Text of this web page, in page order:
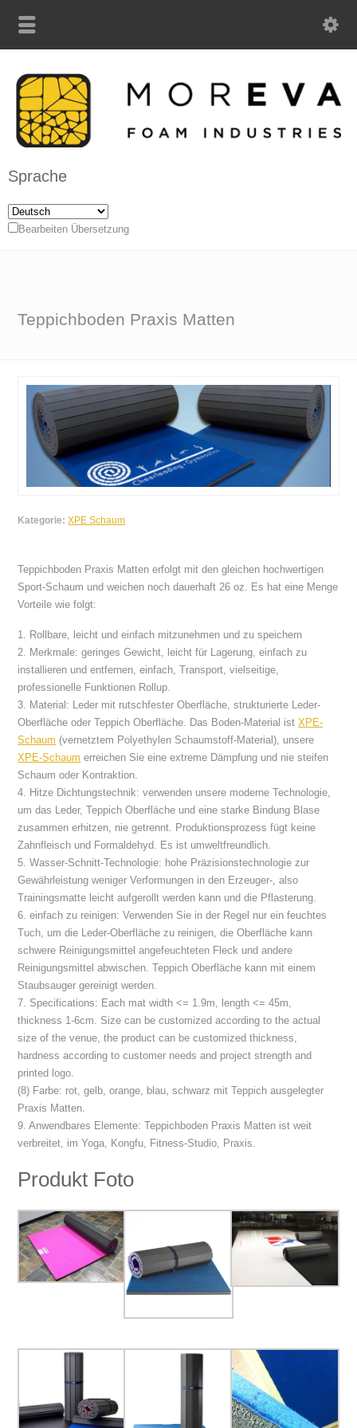
Sprache
Bearbeiten Übersetzung
Teppichboden Praxis Matten
Kategorie: XPE Schaum
Teppichboden Praxis Matten erfolgt mit den gleichen hochwertigen
Sport-Schaum und weichen noch dauerhaft 26 oz. Es hat eine Menge
Vorteile wie folgt:
1. Rollbare, leicht und einfach mitzunehmen und zu speichern
2. Merkmale: geringes Gewicht, leicht für Lagerung, einfach zu
installieren und entfernen, einfach, Transport, vielseitige,
professionelle Funktionen Rollup.
3. Material: Leder mit rutschfester Oberfläche, strukturierte Leder-
Oberfläche oder Teppich Oberfläche. Das Boden-Material istXPE-
Schaum (vernetztem Polyethylen Schaumstoff-Material), unsere
XPE-Schaum erreichen Sie eine extreme Dämpfung und nie steifen
Schaum oder Kontraktion.
4. Hitze Dichtungstechnik: verwenden unsere moderne Technologie,
um das Leder, Teppich Oberfläche und eine starke Bindung Blase
zusammen erhitzen, nie getrennt. Produktionsprozess fügt keine
Zahnfleisch und Formaldehyd. Es ist umweltfreundlich.
5. Wasser-Schnitt-Technologie: hohe Präzisionstechnologie zur
Gewährleistung weniger Verformungen in den Erzeuger-, also
Trainingsmatte leicht aufgerollt werden kann und die Pflasterung.
6. einfach zu reinigen: Verwenden Sie in der Regel nur ein feuchtes
Tuch, um die Leder-Oberfläche zu reinigen, die Oberfläche kann
schwere Reinigungsmittel angefeuchteten Fleck und andere
Reinigungsmittel abwischen. Teppich Oberfläche kann mit einem
Staubsauger gereinigt werden.
7. Specifications: Each mat width <= 1.9m, length <= 45m,
thickness 1-6cm. Size can be customized according to the actual
size of the venue, the product can be customized thickness,
hardness according to customer needs and project strength and
printed logo.
(8) Farbe: rot, gelb, orange, blau, schwarz mit Teppich ausgelegter
Praxis Matten.
9. Anwendbares Elemente: Teppichboden Praxis Matten ist weit
verbreitet, im Yoga, Kongfu, Fitness-Studio, Praxis.
Produkt Foto